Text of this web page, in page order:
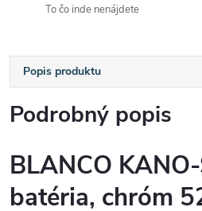
To čo inde nenájdete
Popis produktu
Podrobný popis
BLANCO
batéria, chróm